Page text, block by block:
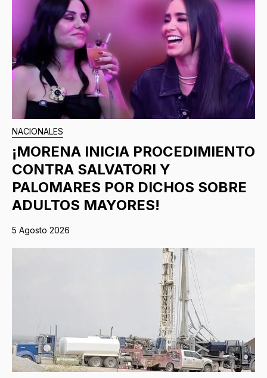
NACIONALES
¡MORENA INICIA PROCEDIMIENTO
CONTRA SALVATORI Y
PALOMARES POR DICHOS SOBRE
ADULTOS MAYORES!
5 Agosto 2026